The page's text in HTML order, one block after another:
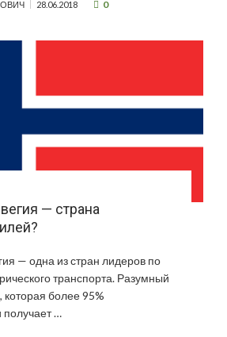
28.06.2018 0
— страна
— одна из стран лидеров по
транспорта. Разумный
которая более 95%
получает …